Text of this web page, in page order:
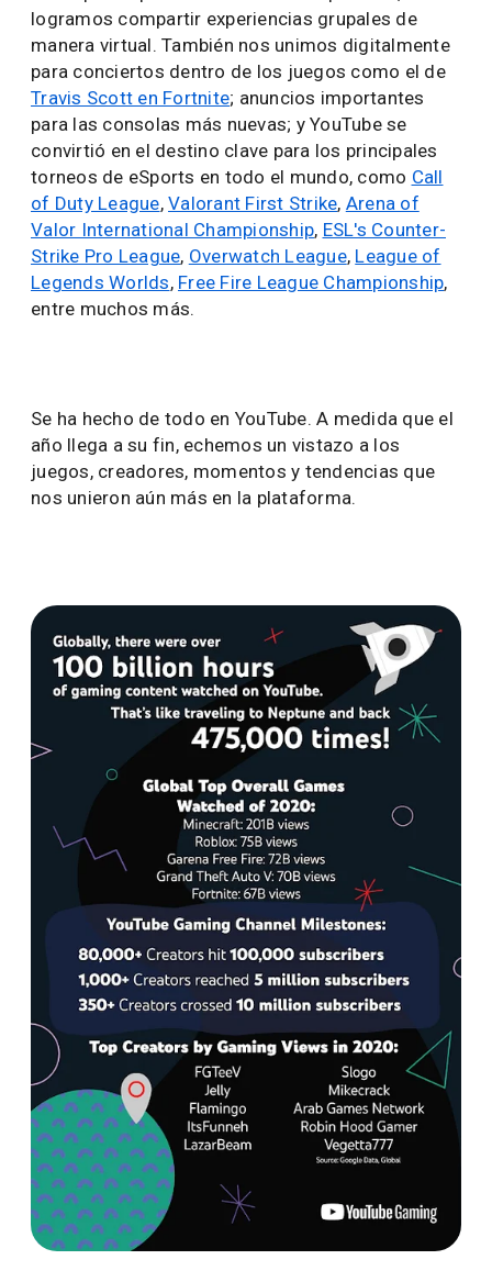
logramos compartir experiencias grupales de
manera virtual. También nos unimos digitalmente
para conciertos dentro de los juegos como el de
Travis Scott en Fortnite; anuncios importantes
para las consolas más nuevas; y YouTube se
convirtió en el destino clave para los principales
torneos de eSports en todo el mundo, como Call
of Duty League, Valorant First Strike, Arena of
Valor International Championship, ESL's Counter-
Strike Pro League, Overwatch League, League of
Legends Worlds, Free Fire League Championship,
entre muchos más.
Se ha hecho de todo en YouTube. A medida que el
año llega a su fin, echemos un vistazo a los
juegos, creadores, momentos y tendencias que
nos unieron aún más en la plataforma.